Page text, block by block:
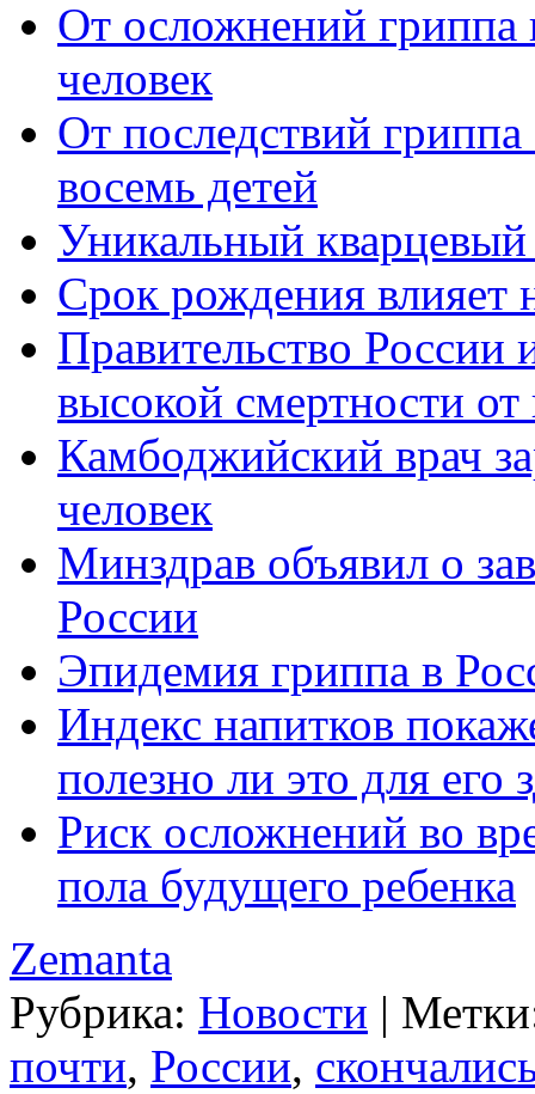
От осложнений гриппа
человек
От последствий
восемь детей
Уникальный
Срок рождения влияет
Правительство России
высокой смертности от
Камбоджийский врач
человек
Минздрав объявил о
России
Эпидемия гриппа в
Индекс напитков
полезно ли это для его
Риск осложнений во
пола будущего ребенка
Zemanta
Рубрика: Новости |
почти, России,